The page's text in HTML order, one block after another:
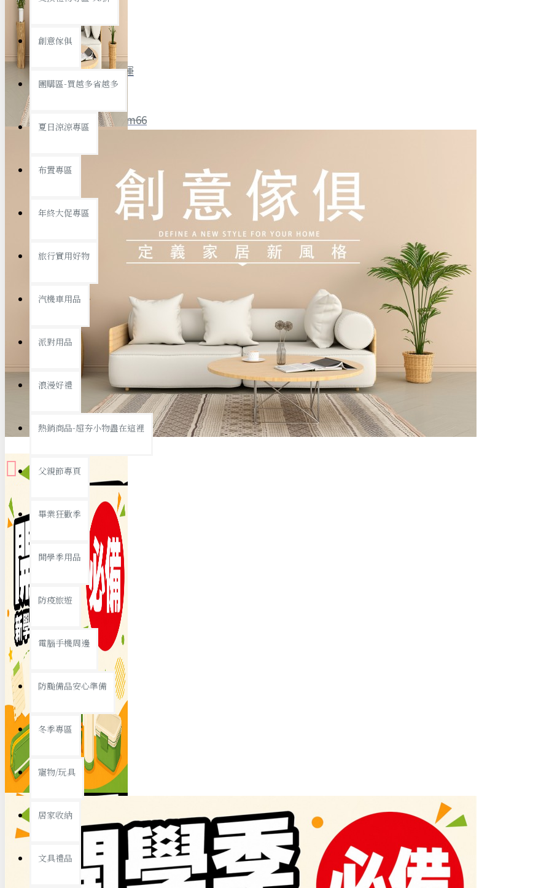
全館限時滿799免運
聯絡我們 ID : @ym66
優惠活動 最新活動
旅行收納
汽機車用品
查看更多
置物架/收納櫃
銅板精選
19元專區
39元專區
節慶熱賣
春節/新年
創意傢俱
團購區-買越多省越多
夏日涼涼專區
布置專區
年終大促專區
旅行實用好物
汽機車用品
派對用品
浪漫好禮
熱銷商品-超夯小物盡在這裡
父親節專頁
畢業狂歡季
開學季用品
防疫旅遊
電腦手機周邊
防颱備品安心準備
冬季專區
寵物/玩具
居家收納
文具禮品